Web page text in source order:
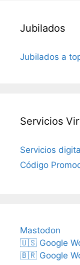
Jubilados
Jubilados a
Servicios
Servicios
Código
Mastodon
🇺🇸 Google
🇧🇷 Google